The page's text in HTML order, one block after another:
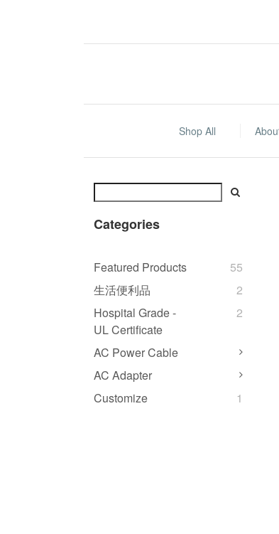
Shop All
Categories
Featured Products
55
生活便利品
2
Hospital Grade -
UL Certificate
2
AC Power Cable
AC Adapter
Customize
1